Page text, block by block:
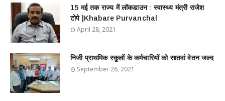
15 मई तक राज्य में लॉकडाउन : स्वास्थ्य मंत्री राजेश
टोपे |Khabare Purvanchal
April 28, 2021
निजी प्राथमिक स्कूलों के कर्मचारियों को सातवां वेतन जल्द
September 26, 2021